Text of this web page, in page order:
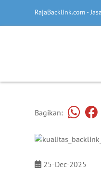
RajaBacklink.com -
Bagikan:
25-Dec-2025